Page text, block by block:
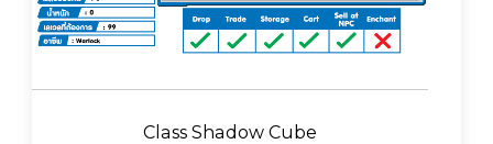
Class Shadow Cube